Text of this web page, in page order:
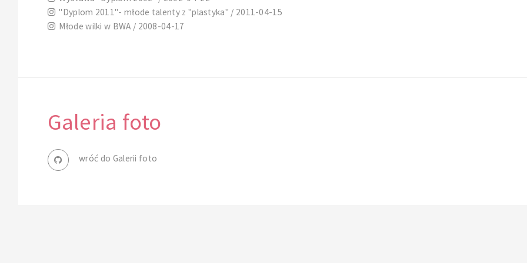
"Dyplom 2011"- młode talenty z "plastyka" / 2011-04-15
Młode wilki w BWA / 2008-04-17
Galeria foto
wróć do Galerii foto